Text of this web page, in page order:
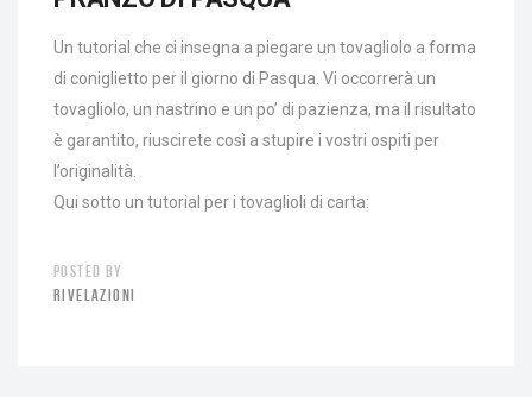
Un tutorial che ci insegna a piegare un tovagliolo a forma
di coniglietto per il giorno di Pasqua. Vi occorrerà un
tovagliolo, un nastrino e un po’ di pazienza, ma il risultato
è garantito, riuscirete così a stupire i vostri ospiti per
l’originalità.
Qui sotto un tutorial per i tovaglioli di carta:
POSTED BY
RIVELAZIONI